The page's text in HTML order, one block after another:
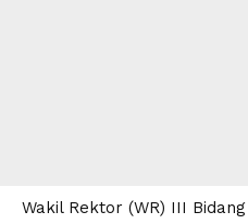
Wakil Rektor (WR) III